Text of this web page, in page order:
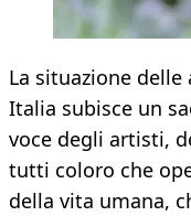
La situazione
Italia subisce un
voce degli artisti,
tutti coloro che
della vita umana,